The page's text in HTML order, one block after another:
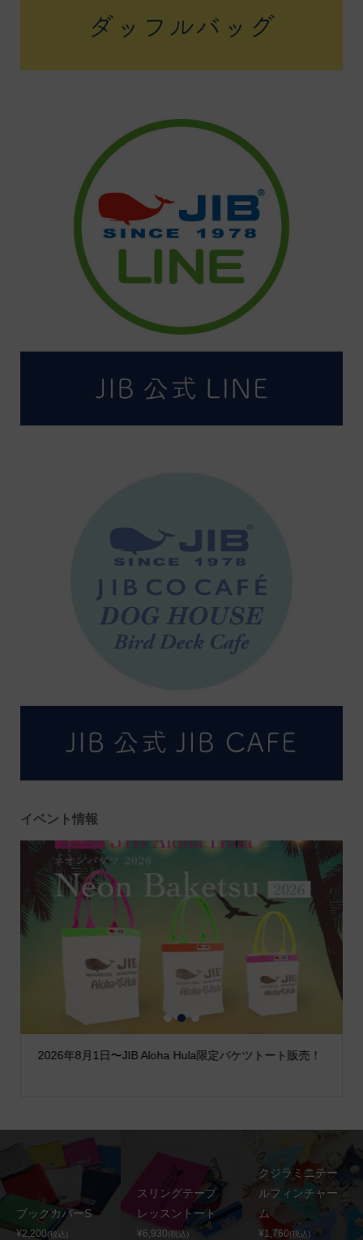
イベント情報
2026年8月1日〜JIB Aloha Hula限定バケツトート販売！
1 2 3
ブックカバーS
¥2,200(税込)
スリングテープ
レッスントート
¥6,930(税込)
クジラミニテー
ルフィンチャー
ム
¥1,760(税込)